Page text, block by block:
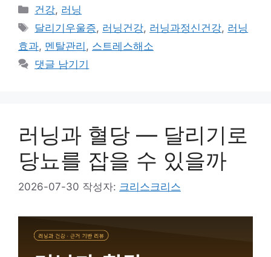
카
테
리
건강, 러닝
태
그
달리기우울증, 러닝건강, 러닝과정신건강, 러닝
효과, 멘탈관리 , 스트레스해소
댓글 남기기
러닝과 혈당 — 달리기로
당뇨를 잡을 수 있을까
2026-07-30 작성자: 크리스크리스